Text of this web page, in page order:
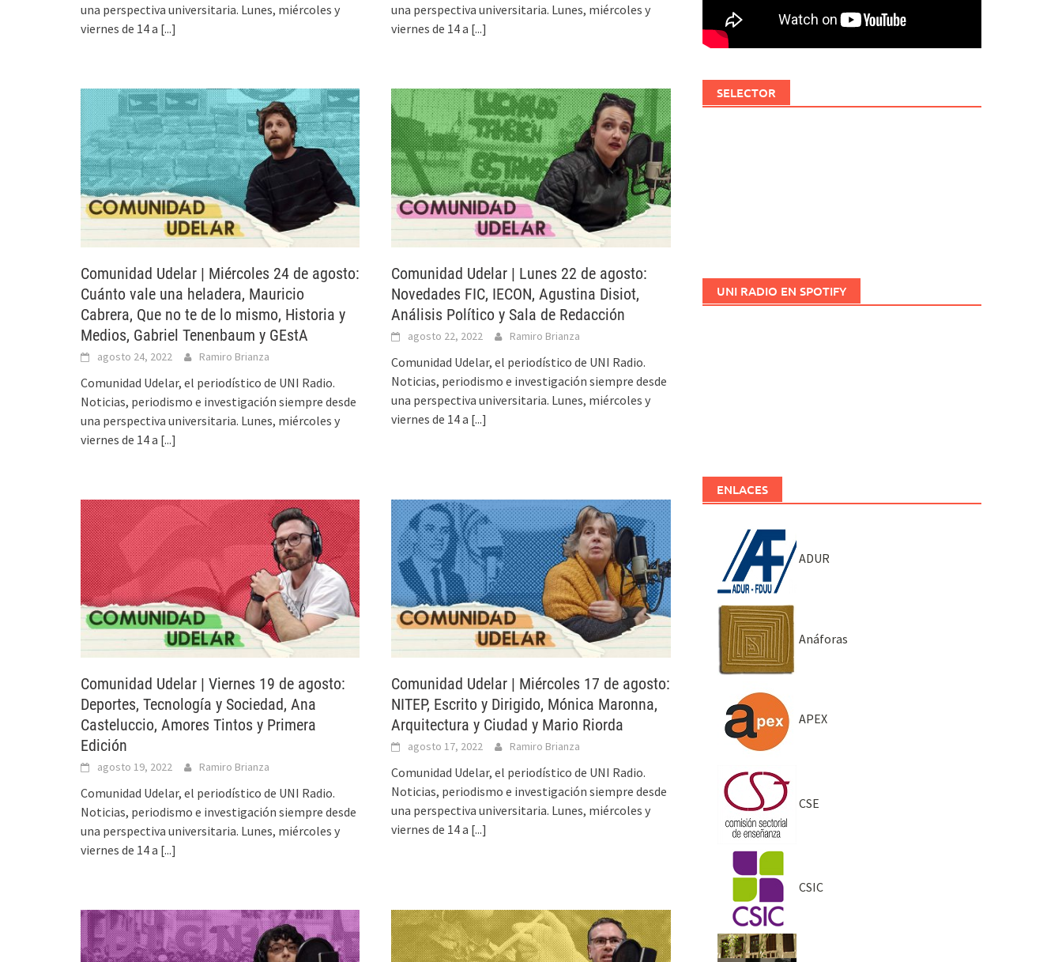
una perspectiva universitaria. Lunes, miércoles y
viernes de 14 a [...]
una perspectiva universitaria. Lunes, miércoles y
viernes de 14 a [...]
Comunidad Udelar | Miércoles 24 de agosto:
Cuánto vale una heladera, Mauricio
Cabrera, Que no te de lo mismo, Historia y
Medios, Gabriel Tenenbaum y GEstA
agosto 24, 2022 Ramiro Brianza
Comunidad Udelar, el periodístico de UNI Radio.
Noticias, periodismo e investigación siempre desde
una perspectiva universitaria. Lunes, miércoles y
viernes de 14 a [...]
Comunidad Udelar | Lunes 22 de agosto:
Novedades FIC, IECON, Agustina Disiot,
Análisis Político y Sala de Redacción
agosto 22, 2022 Ramiro Brianza
Comunidad Udelar, el periodístico de UNI Radio.
Noticias, periodismo e investigación siempre desde
una perspectiva universitaria. Lunes, miércoles y
viernes de 14 a [...]
Comunidad Udelar | Viernes 19 de agosto:
Deportes, Tecnología y Sociedad, Ana
Casteluccio, Amores Tintos y Primera
Edición
agosto 19, 2022 Ramiro Brianza
Comunidad Udelar, el periodístico de UNI Radio.
Noticias, periodismo e investigación siempre desde
una perspectiva universitaria. Lunes, miércoles y
viernes de 14 a [...]
Comunidad Udelar | Miércoles 17 de agosto:
NITEP, Escrito y Dirigido, Mónica Maronna,
Arquitectura y Ciudad y Mario Riorda
agosto 17, 2022 Ramiro Brianza
Comunidad Udelar, el periodístico de UNI Radio.
Noticias, periodismo e investigación siempre desde
una perspectiva universitaria. Lunes, miércoles y
viernes de 14 a [...]
SELECTOR
UNI RADIO EN SPOTIFY
ENLACES
ADUR
Anáforas
APEX
CSE
CSIC